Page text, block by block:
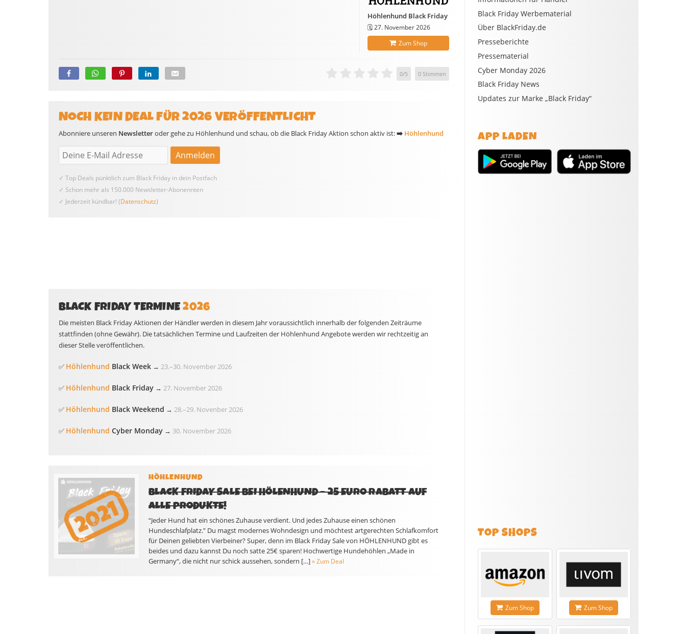
Höhlenhund Black Friday
🗓️27. November 2026
Zum Shop
0/5 0Stimmen
NOCH KEIN DEAL FÜR 2026 VERÖFFENTLICHT
Abonniere unseren Newsletteroder gehe zu Höhlenhund und schau, ob die Black Friday Aktion schon aktiv ist:➡️ Höhlenhund
✓ Top Deals pünktlich zum Black Friday in dein Postfach
✓ Schon mehr als 150.000 Newsletter-Abonennten
✓ Jederzeit kündbar! (Datenschutz)
BLACK FRIDAY TERMINE2026
Die meisten Black Friday Aktionen der Händler werden in diesem Jahr voraussichtlich innerhalb der folgenden Zeiträume
stattfinden (ohne Gewähr). Die tatsächlichen Termine und Laufzeiten der Höhlenhund Angebote werden wir rechtzeitig an
dieser Stelle veröffentlichen.
✅ Höhlenhund Black Week → 23.–30. November 2026
✅ Höhlenhund Black Friday → 27. November 2026
✅ Höhlenhund Black Weekend → 28.–29. Novenber 2026
✅ Höhlenhund Cyber Monday → 30. November 2026
HÖHLENHUND
BLACK FRIDAY SALE BEI HÖLENHUND – 25 EURO RABATT AUF
ALLE PRODUKTE!
“Jeder Hund hat ein schönes Zuhause verdient. Und jedes Zuhause einen schönen
Hundeschlafplatz.” Du magst modernes Wohndesign und möchtest artgerechten Schlafkomfort
für Deinen geliebten Vierbeiner? Super, denn im Black Friday Sale von HÖHLENHUND gibt es
beides und dazu kannst Du noch satte 25€ sparen! Hochwertige Hundehöhlen „Made in
Germany“, die nicht nur schick aussehen, sondern […] » Zum Deal
Black Friday Werbematerial
Über BlackFriday.de
Presseberichte
Pressematerial
Cyber Monday 2026
Black Friday News
Updates zur Marke „Black Friday“
APP LADEN
TOP SHOPS
Zum Shop Zum Shop